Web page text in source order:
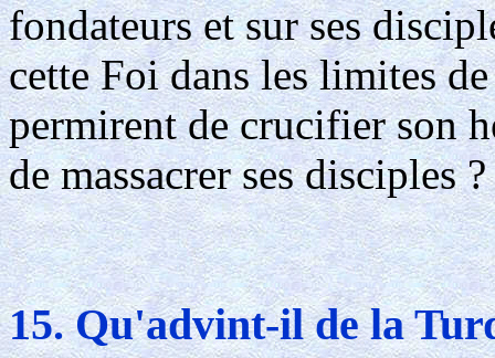
fondateurs et sur ses
cette Foi dans les limites
permirent de crucifier son
de massacrer ses disciples ?
15. Qu'advint-il de la